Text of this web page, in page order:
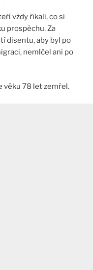
vždy říkali, co si
prospěchu. Za
disentu, aby byl po
nemlčel ani po
věku 78 let zemřel.